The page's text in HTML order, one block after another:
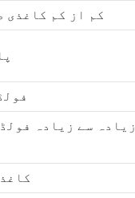
کم از کم کاغذی
زیادہ سے زیادہ